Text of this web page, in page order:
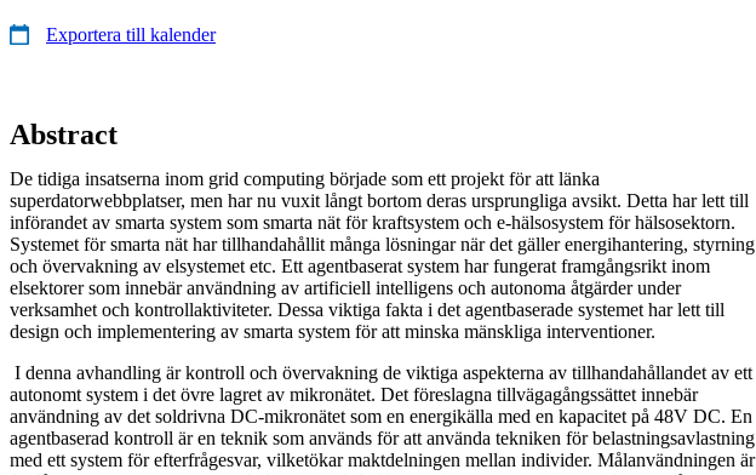
Exportera till kalender
Abstract
De tidiga insatserna inom grid computing började som ett projekt för att länka
superdatorwebbplatser, men har nu vuxit långt bortom deras ursprungliga avsikt. Detta har lett till
införandet av smarta system som smarta nät för kraftsystem och e-hälsosystem för hälsosektorn.
Systemet för smarta nät har tillhandahållit många lösningar när det gäller energihantering, styrning
och övervakning av elsystemet etc. Ett agentbaserat system har fungerat framgångsrikt inom
elsektorer som innebär användning av artificiell intelligens och autonoma åtgärder under
verksamhet och kontrollaktiviteter. Dessa viktiga fakta i det agentbaserade systemet har lett till
design och implementering av smarta system för att minska mänskliga interventioner.
I denna avhandling är kontroll och övervakning de viktiga aspekterna av tillhandahållandet av ett
autonomt system i det övre lagret av mikronätet. Det föreslagna tillvägagångssättet innebär
användning av det soldrivna DC-mikronätet som en energikälla med en kapacitet på 48V DC. En
agentbaserad kontroll är en teknik som används för att använda tekniken för belastningsavlastning
med ett system för efterfrågesvar, vilketökar maktdelningen mellan individer. Målanvändningen är